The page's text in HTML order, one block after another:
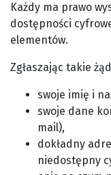
Każdy ma prawo
dostępności
elementów.
Zgłaszając takie
swoje imię i
swoje dane
mail),
dokładny
niedostępny